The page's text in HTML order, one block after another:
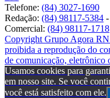
Telefone: (84) 3027-1690
Redação: (84) 98117-5384 -
Comercial: (84) 98117-1718
Copyright Grupo Agora
proibida a reprodução do
de comunicação, eletrônico
Usamos cookies para
em nosso site. Se você
você está satisfeito com ele.